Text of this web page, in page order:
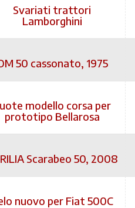
Svariati trattori
Lamborghini
50 cassonato, 1975
modello corsa per
prototipo Bellarosa
Scarabeo 50, 2008
nuovo per Fiat 500C